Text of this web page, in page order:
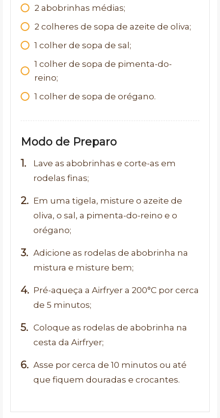
2 abobrinhas médias;
2 colheres de sopa de azeite de oliva;
1 colher de sopa de sal;
1 colher de sopa de pimenta-do-
reino;
1 colher de sopa de orégano.
Modo de Preparo
Lave as abobrinhas e corte-as em
rodelas finas;
Em uma tigela, misture o azeite de
oliva, o sal, a pimenta-do-reino e o
orégano;
Adicione as rodelas de abobrinha na
mistura e misture bem;
Pré-aqueça a Airfryer a 200°C por cerca
de 5 minutos;
Coloque as rodelas de abobrinha na
cesta da Airfryer;
Asse por cerca de 10 minutos ou até
que fiquem douradas e crocantes.